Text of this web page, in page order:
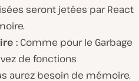
seront jetées par React
: Comme pour le Garbage
de fonctions
aurez besoin de mémoire.